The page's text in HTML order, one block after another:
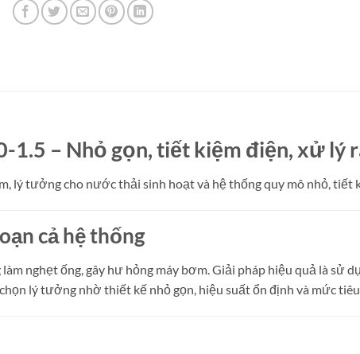
– Nhỏ gọn, tiết kiệm điện, xử lý
lý tưởng cho nước thải sinh hoạt và hệ thống quy mô nhỏ, tiết
cả hệ thống
nghẹt ống, gây hư hỏng máy bơm. Giải pháp hiệu quả là sử
lý tưởng nhờ thiết kế nhỏ gọn, hiệu suất ổn định và mức